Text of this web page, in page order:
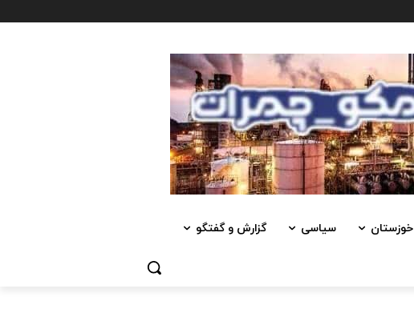
خوزستان سیاسی گزارش و گفتگو